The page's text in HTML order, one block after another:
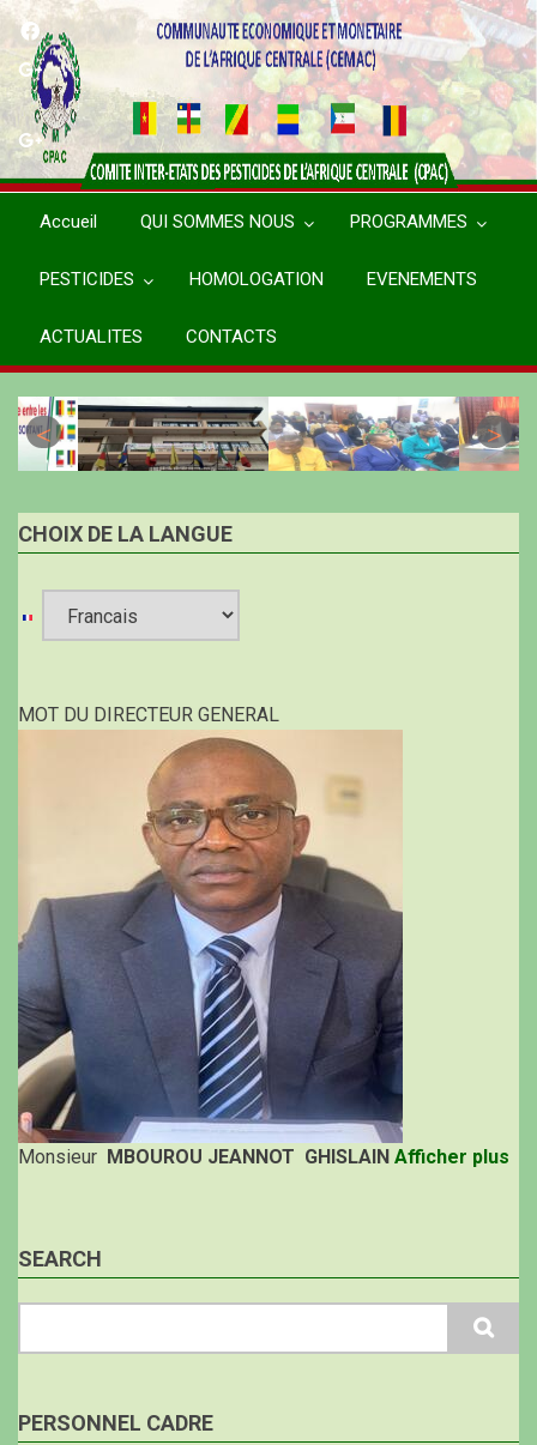
Aller
contenu
principal
Accueil QUI SOMMES NOUS PROGRAMMES
PESTICIDES HOMOLOGATION EVENEMENTS
ACTUALITES CONTACTS
CHOIX DE LA LANGUE
language
MOT DU DIRECTEUR GENERAL
Monsieur MBOUROU JEANNOT GHISLAIN Afficher plus
SEARCH
PERSONNEL CADRE